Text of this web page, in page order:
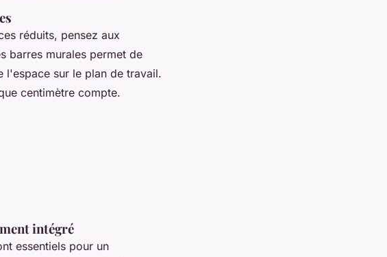
réduits, pensez aux
barres murales permet de
l'espace sur le plan de travail.
centimètre compte.
intégré
essentiels pour un